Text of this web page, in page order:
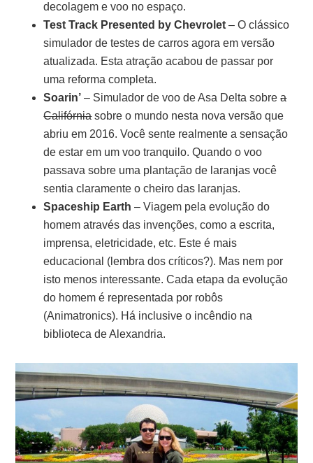
decolagem e voo no espaço.
Test Track Presented by Chevrolet – O clássico
simulador de testes de carros agora em versão
atualizada. Esta atração acabou de passar por
uma reforma completa.
Soarin’ – Simulador de voo de Asa Delta sobrea
Califórniasobre o mundo nesta nova versão que
abriu em 2016. Você sente realmente a sensação
de estar em um voo tranquilo. Quando o voo
passava sobre uma plantação de laranjas você
sentia claramente o cheiro das laranjas.
Spaceship Earth – Viagem pela evolução do
homem através das invenções, como a escrita,
imprensa, eletricidade, etc. Este é mais
educacional (lembra dos críticos?). Mas nem por
isto menos interessante. Cada etapa da evolução
do homem é representada por robôs
(Animatronics). Há inclusive o incêndio na
biblioteca de Alexandria.